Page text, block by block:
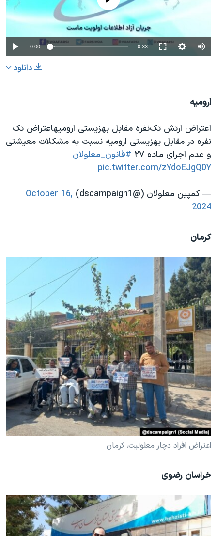
0:00 0:33
دانلود
ارومیه
اعتراض ارتش تک‌نفره مقابل بهزیستی ارومیهاعتراض تک
نفره در مقابل بهزیستی ارومیه نسبت به مشکلات معیشتی
و عدم اجرای ماده ۲۷
#قانون_معلولان
pic.twitter.com/zYdoEJgQ0Y
— کمپین معلولان (@dscampaign1)
October 16,
2024
کرمان
اعتراض افراد دچار معلولیت، کرمان
خراسان رضوی